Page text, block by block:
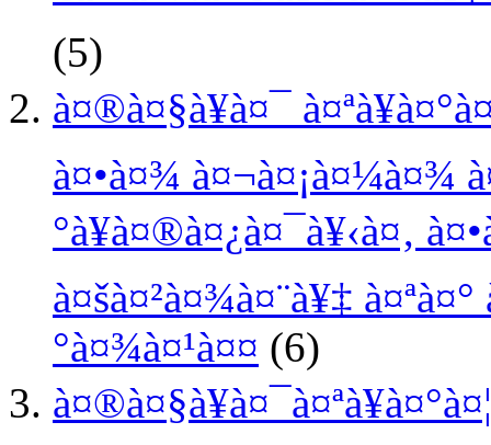
(5)
à¤®à¤§à¥à¤¯
à¤•à¤¾ à¤¬à¤¡à¤¼à¤¾
°à¥à¤®à¤¿à¤¯à¥‹à¤‚
à¤šà¤²à¤¾à¤¨à¥‡
°à¤¾à¤¹à¤¤ (6)